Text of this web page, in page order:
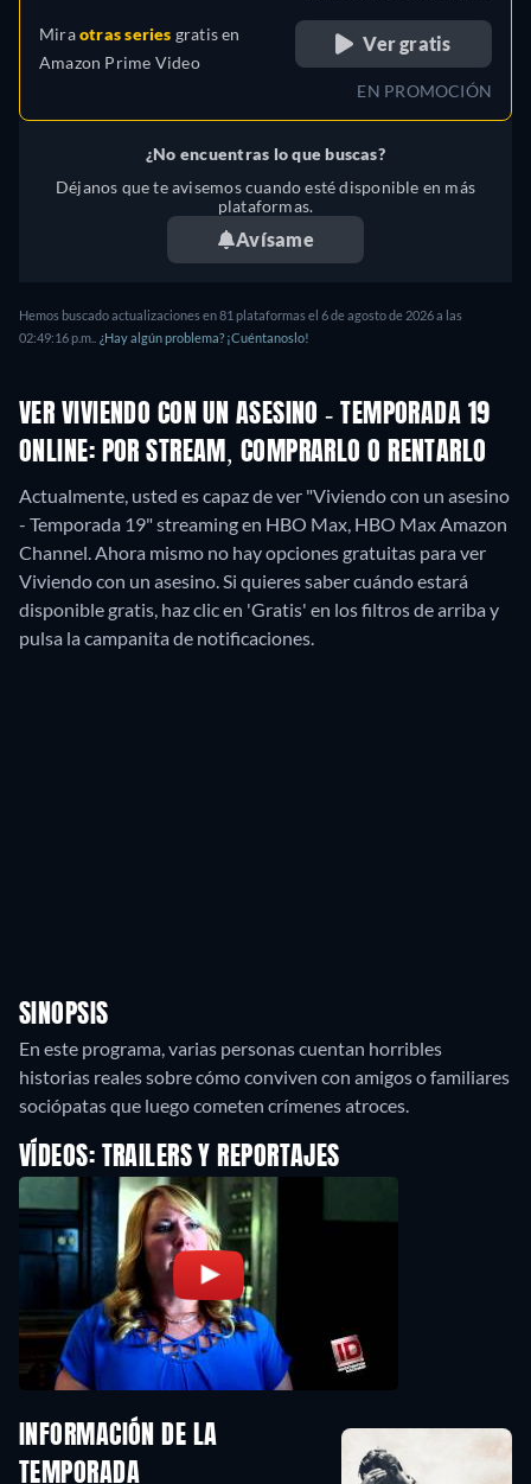
Miraotras series gratis en
Amazon Prime Video
Ver gratis
EN PROMOCIÓN
¿No encuentras lo que buscas?
Déjanos que te avisemos cuando esté disponible en más
plataformas.
Avísame
Hemos buscado actualizaciones en81 plataformas el 6 de agosto de 2026a las
02:49:16 p.m.
¿Hay algún problema? ¡Cuéntanoslo!
VER VIVIENDO CON UN ASESINO - TEMPORADA 19
ONLINE: POR STREAM, COMPRARLO O RENTARLO
Actualmente, usted es capaz de ver "Viviendo con un asesino
- Temporada 19" streaming en HBO Max, HBO Max Amazon
Channel. Ahora mismo no hay opciones gratuitas para ver
Viviendo con un asesino. Si quieres saber cuándo estará
disponible gratis, haz clic en 'Gratis' en los filtros de arriba y
pulsa la campanita de notificaciones.
SINOPSIS
En este programa, varias personas cuentan horribles
historias reales sobre cómo conviven con amigos o familiares
sociópatas que luego cometen crímenes atroces.
VÍDEOS: TRAILERS Y REPORTAJES
INFORMACIÓN DE LA
TEMPORADA